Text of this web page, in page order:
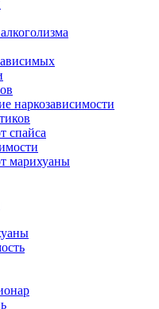
наркозависимости
спайса
марихуаны